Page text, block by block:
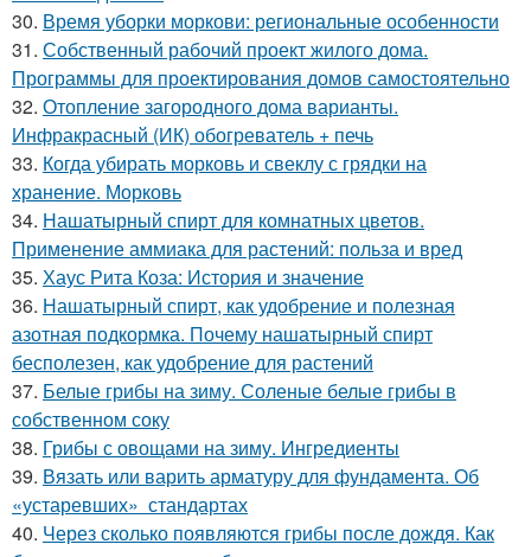
30. Время уборки моркови: региональные особенности
31. Собственный рабочий проект жилого дома.
Программы для проектирования домов самостоятельно
32. Отопление загородного дома варианты.
Инфракрасный (ИК) обогреватель + печь
33. Когда убирать морковь и свеклу с грядки на
хранение. Морковь
34. Нашатырный спирт для комнатных цветов.
Применение аммиака для растений: польза и вред
35. Хаус Рита Коза: История и значение
36. Нашатырный спирт, как удобрение и полезная
азотная подкормка. Почему нашатырный спирт
бесполезен, как удобрение для растений
37. Белые грибы на зиму. Соленые белые грибы в
собственном соку
38. Грибы с овощами на зиму. Ингредиенты
39. Вязать или варить арматуру для фундамента. Об
«устаревших» стандартах
40. Через сколько появляются грибы после дождя. Как